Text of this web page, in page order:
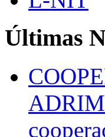
Últimas